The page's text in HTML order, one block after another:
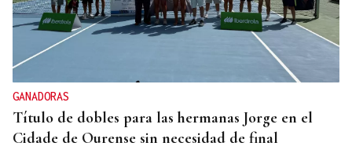
GANADORAS
Título de dobles para las hermanas Jorge en el
Cidade de Ourense sin necesidad de final